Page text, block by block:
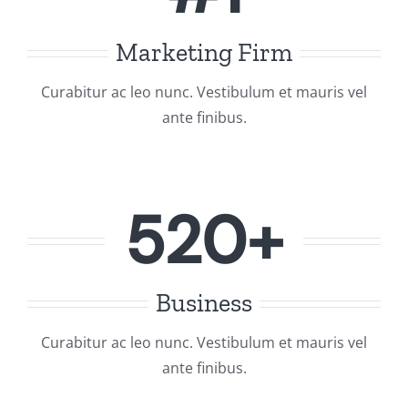
Marketing Firm
Curabitur ac leo nunc. Vestibulum et mauris vel
ante finibus.
520+
Business
Curabitur ac leo nunc. Vestibulum et mauris vel
ante finibus.